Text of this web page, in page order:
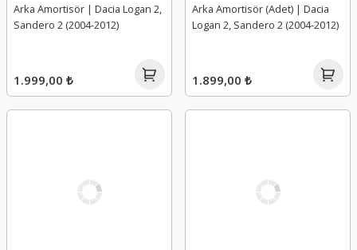
Arka Amortisör | Dacia Logan 2,
Sandero 2 (2004-2012)
1.999,00 ₺
Arka Amortisör (Adet) | Dacia
Logan 2, Sandero 2 (2004-2012)
1.899,00 ₺